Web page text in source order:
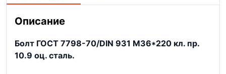
Описание
Болт ГОСТ 7798-70/DIN 931 М36*220 кл. пр.
10.9 оц. сталь.